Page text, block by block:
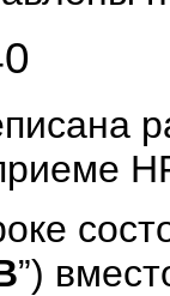
”)